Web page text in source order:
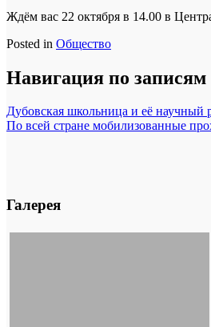
Ждём вас 22 октября в 14.00 в
Posted in Общество
Навигация по записям
Дубовская школьница и её научный
По всей стране мобилизованные
Галерея